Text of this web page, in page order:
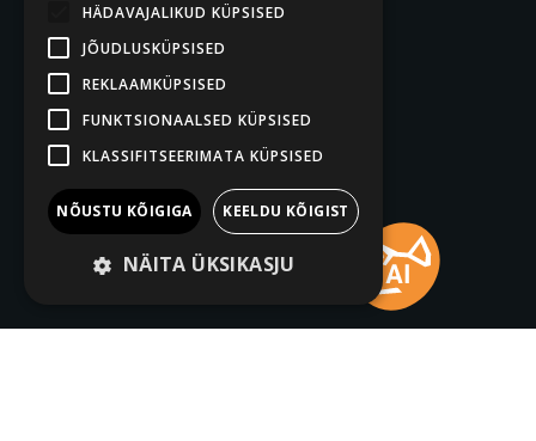
HÄDAVAJALIKUD KÜPSISED
JÕUDLUSKÜPSISED
REKLAAMKÜPSISED
FUNKTSIONAALSED KÜPSISED
KLASSIFITSEERIMATA KÜPSISED
NÕUSTU KÕIGIGA KEELDU KÕIGIST
NÄITA ÜKSIKASJU